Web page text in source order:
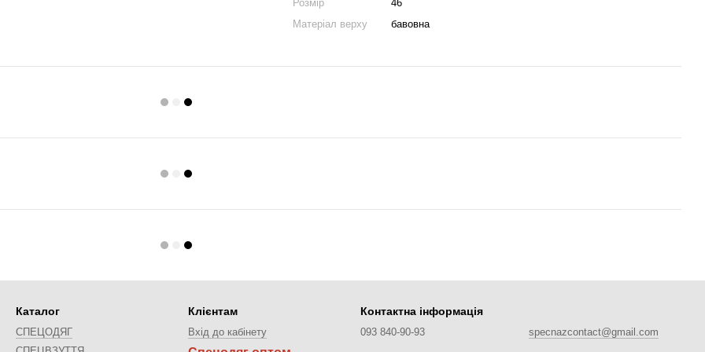
Розмір
46
Матеріал верху
бавовна
Каталог
СПЕЦОДЯГ
Клієнтам
Вхід до кабінету
Контактна інформація
093 840-90-93 specnazcontact@gmail.com